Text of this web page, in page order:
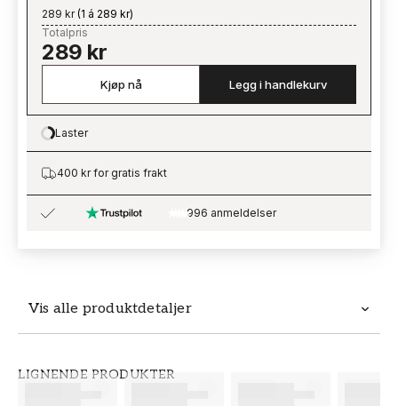
Vis alle produktdetaljer
LIGNENDE PRODUKTER
289 kr(1 á 289 kr)
Totalpris
289 kr
Kjøp nå Legg i handlekurv
Loading…
Laster
400 kr for gratis frakt
996 anmeldelser